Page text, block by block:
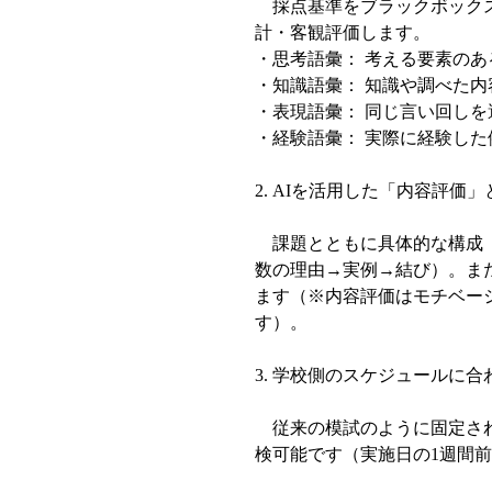
採点基準をブラックボック
計・客観評価します。
・思考語彙： 考える要素の
・知識語彙： 知識や調べた
・表現語彙： 同じ言い回し
・経験語彙： 実際に経験し
2. AIを活用した「内容評価
課題とともに具体的な構成
数の理由→実例→結び）。ま
ます（※内容評価はモチベー
す）。
3. 学校側のスケジュールに合
従来の模試のように固定さ
検可能です（実施日の1週間